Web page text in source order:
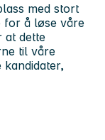
med stort
for å løse våre
at dette
til våre